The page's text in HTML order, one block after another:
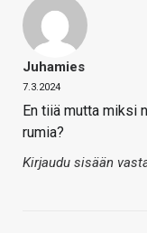
Juhamies
7.3.2024
En tiiä mutta miksi
rumia?
Kirjaudu sisään